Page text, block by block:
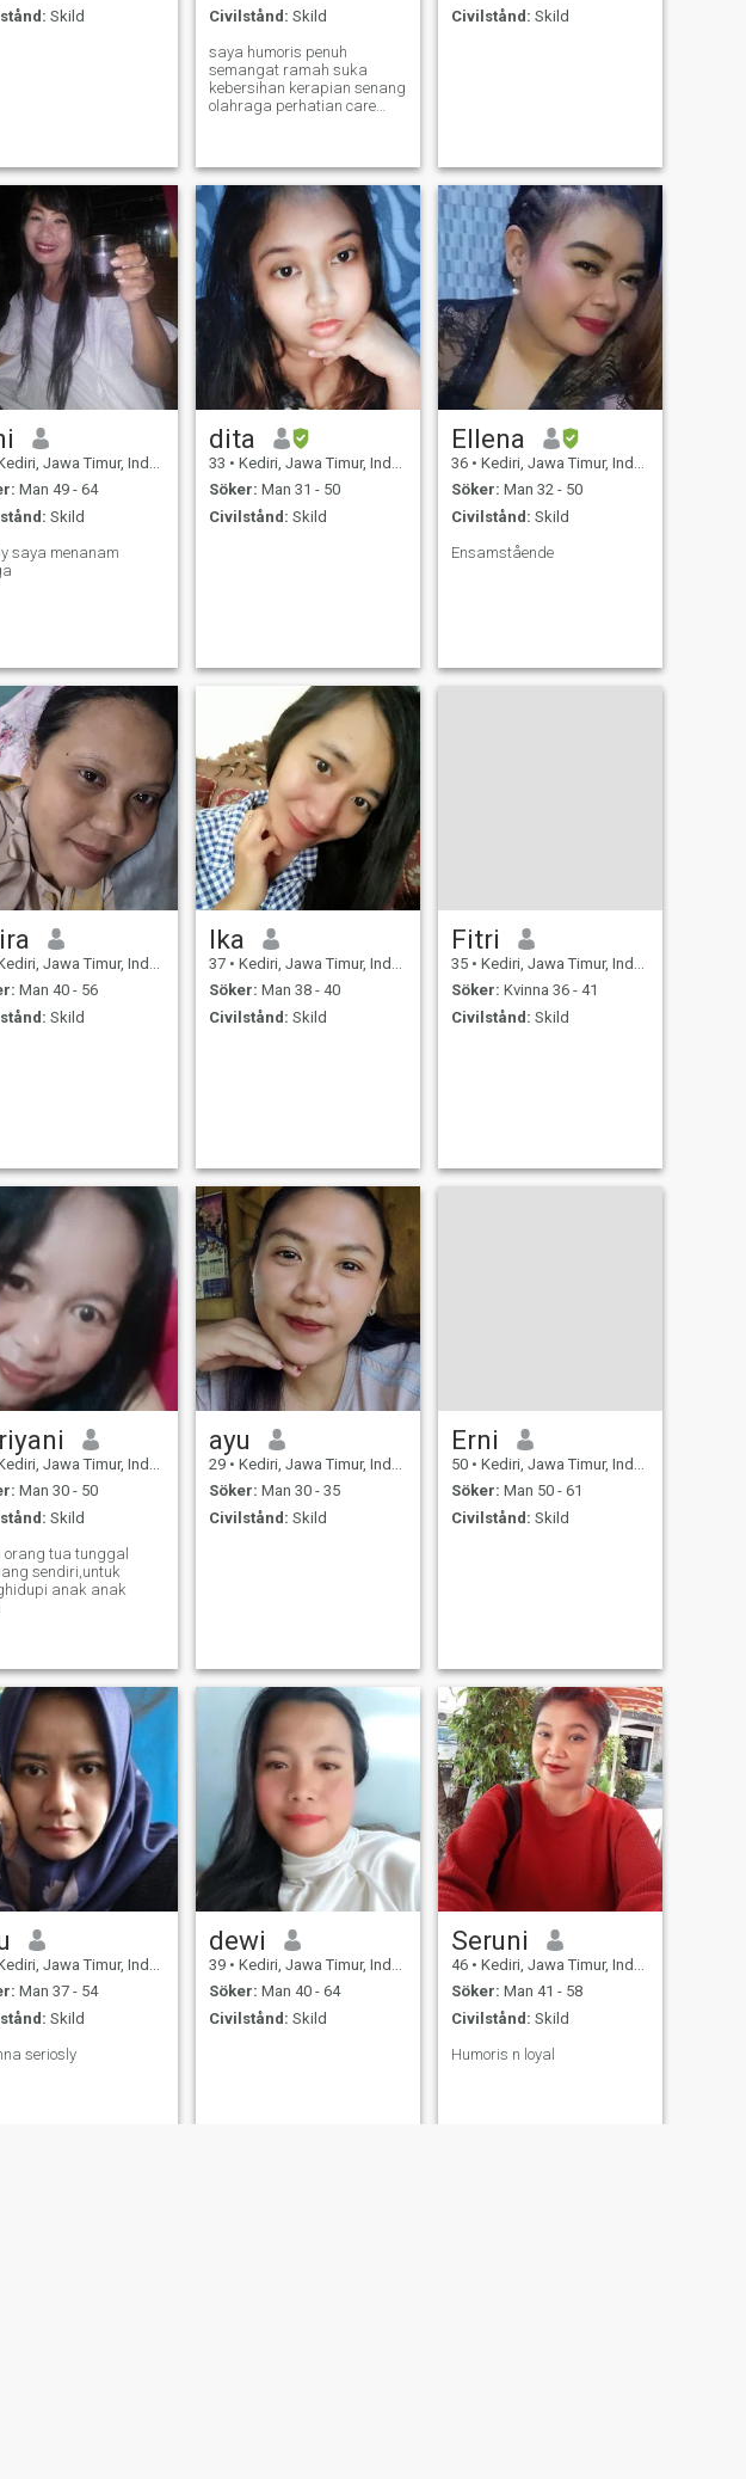
Skild
Civilstånd: Skild
saya humoris penuh
semangat ramah suka
kebersihan kerapian senang
olahraga perhatian care
Civilstånd: Skild
Jawa Timur, Indonesien
Man 49 - 64
Skild
saya menanam
dita
33 • Kediri, Jawa Timur, Indonesien
Söker: Man 31 - 50
Civilstånd: Skild
Ellena
36 • Kediri, Jawa Timur, Indonesien
Söker: Man 32 - 50
Civilstånd: Skild
Ensamstående
Jawa Timur, Indonesien
Man 40 - 56
Skild
Ika
37 • Kediri, Jawa Timur, Indonesien
Söker: Man 38 - 40
Civilstånd: Skild
Fitri
35 • Kediri, Jawa Timur, Indonesien
Söker: Kvinna 36 - 41
Civilstånd: Skild
Jawa Timur, Indonesien
Man 30 - 50
Skild
orang tua tunggal
sendiri,untuk
anak anak
ayu
29 • Kediri, Jawa Timur, Indonesien
Söker: Man 30 - 35
Civilstånd: Skild
Erni
50 • Kediri, Jawa Timur, Indonesien
Söker: Man 50 - 61
Civilstånd: Skild
Jawa Timur, Indonesien
Man 37 - 54
Skild
seriosly
dewi
39 • Kediri, Jawa Timur, Indonesien
Söker: Man 40 - 64
Civilstånd: Skild
Seruni
46 • Kediri, Jawa Timur, Indonesien
Söker: Man 41 - 58
Civilstånd: Skild
Humoris n loyal